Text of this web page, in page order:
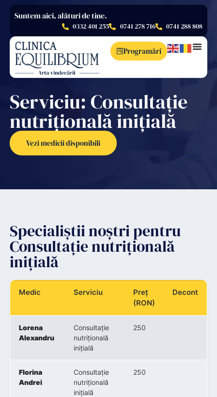
Suntem aici, alături de tine.
0332 401 255 0741 278 716 0741 288 808
Programări
Serviciu: Consultație
nutrițională inițială
Vezi medicii disponibili
Specialiștii noștri pentru
Consultație nutrițională
inițială
Medic Serviciu
Preț
(RON)
Decont
Lorena
Alexandru
Consultație
nutrițională
inițială
250
Florina
Andrei
Consultație
nutrițională
inițială
250